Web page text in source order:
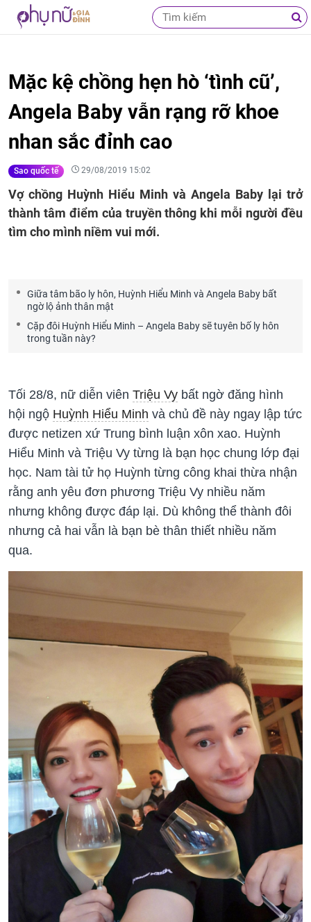
Mặc kệ chồng hẹn hò ‘tình cũ’,
Angela Baby vẫn rạng rỡ khoe
nhan sắc đỉnh cao
Sao quốc tế 29/08/2019 15:02
Vợ chồng Huỳnh Hiểu Minh và Angela Baby lại trở
thành tâm điểm của truyền thông khi mỗi người đều
tìm cho mình niềm vui mới.
Giữa tâm bão ly hôn, Huỳnh Hiểu Minh và Angela Baby bất
ngờ lộ ảnh thân mật
Cặp đôi Huỳnh Hiểu Minh – Angela Baby sẽ tuyên bố ly hôn
trong tuần này?
Tối 28/8, nữ diễn viên Triệu Vy bất ngờ đăng hình
hội ngộ Huỳnh Hiểu Minh và chủ đề này ngay lập tức
được netizen xứ Trung bình luận xôn xao. Huỳnh
Hiểu Minh và Triệu Vy từng là bạn học chung lớp đại
học. Nam tài tử họ Huỳnh từng công khai thừa nhận
rằng anh yêu đơn phương Triệu Vy nhiều năm
nhưng không được đáp lại. Dù không thể thành đôi
nhưng cả hai vẫn là bạn bè thân thiết nhiều năm
qua.